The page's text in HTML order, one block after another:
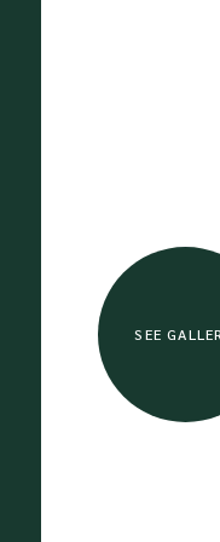
SEE